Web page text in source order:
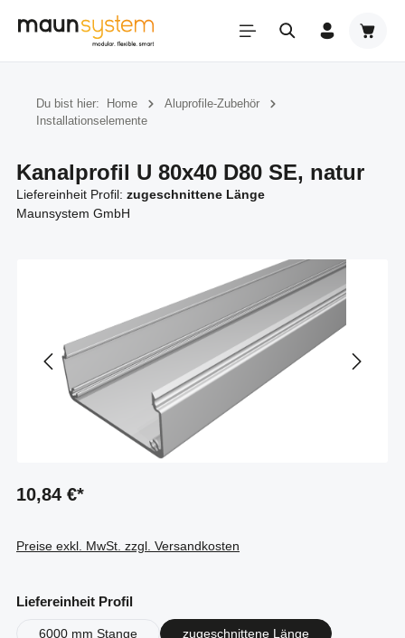
Zum Hauptinhalt springen
Du bist hier: Home
Aluprofile-Zubehör
Installationselemente
Kanalprofil U 80x40 D80 SE, natur
Liefereinheit Profil: zugeschnittene Länge
Maunsystem GmbH
10,84 €*
Preise exkl. MwSt. zzgl. Versandkosten
Liefereinheit Profilauswählen
6000 mm Stange zugeschnittene Länge